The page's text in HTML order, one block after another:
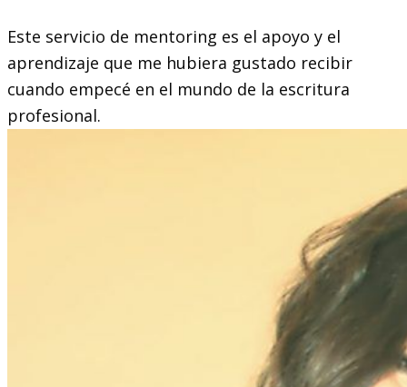
Este servicio de mentoring es el apoyo y el
aprendizaje que me hubiera gustado recibir
cuando empecé en el mundo de la escritura
profesional.